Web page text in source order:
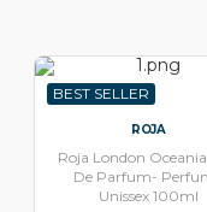
BEST SELLER
ROJA
Roja London
De Parfum-
Unissex 100ml